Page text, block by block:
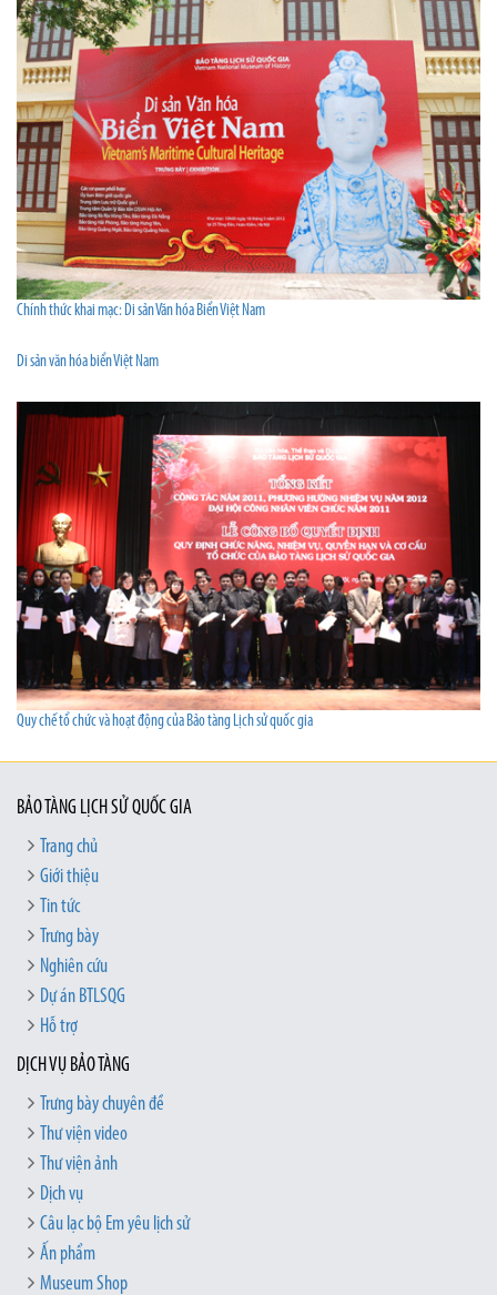
Chính thức khai mạc: Di sản Văn hóa Biển Việt Nam
Di sản văn hóa biển Việt Nam
Quy chế tổ chức và hoạt động của Bảo tàng Lịch sử quốc gia
BẢO TÀNG LỊCH SỬ QUỐC GIA
Trang chủ
Giới thiệu
Tin tức
Trưng bày
Nghiên cứu
Dự án BTLSQG
Hỗ trợ
DỊCH VỤ BẢO TÀNG
Trưng bày chuyên đề
Thư viện video
Thư viện ảnh
Dịch vụ
Câu lạc bộ Em yêu lịch sử
Ấn phẩm
Museum Shop